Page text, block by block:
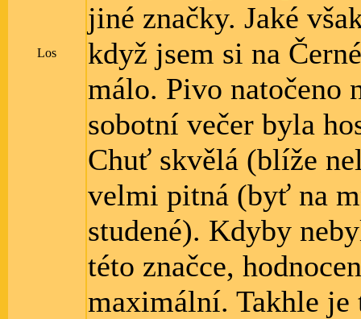
Los
jiné značky. Jaké
když jsem si na
málo. Pivo natočeno
sobotní večer byla
Chuť skvělá (blíže
velmi pitná (byť na
studené). Kdyby
této značce,
maximální. Takhle je